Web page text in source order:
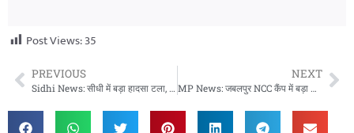
Post Views:35
PREVIOUS
Sidhi News: सीधी में बड़ा हादसा टला, सांसद आवास के सामने CNG ट्रक से गैस रिसाव, पुलिस ने संभाला मोर्चा
NEXT
MP News: जबलपुर NCC कैंप में बड़ा हादसा, 50 से ज्यादा कैडेट्स बीमार, 7 ICU में भर्ती